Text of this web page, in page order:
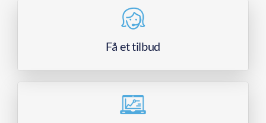
Få et tilbud